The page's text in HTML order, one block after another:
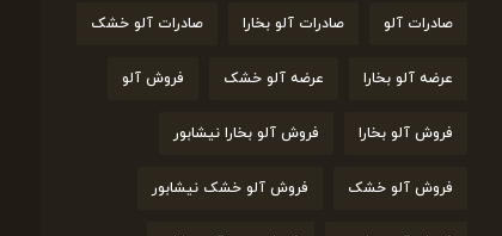
صادرات آلو صادرات آلو بخارا صادرات آلو خشک
عرضه آلو بخارا عرضه آلو خشک فروش آلو
فروش آلو بخارا فروش آلو بخارا نیشابور
فروش آلو خشک فروش آلو خشک نیشابور